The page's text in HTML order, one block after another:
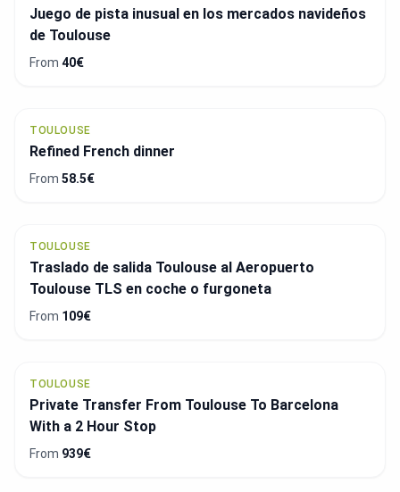
Juego de pista inusual en los mercados navideños
de Toulouse
From 40€
TOULOUSE
Refined French dinner
From 58.5€
TOULOUSE
Traslado de salida Toulouse al Aeropuerto
Toulouse TLS en coche o furgoneta
From 109€
TOULOUSE
Private Transfer From Toulouse To Barcelona
With a 2 Hour Stop
From 939€